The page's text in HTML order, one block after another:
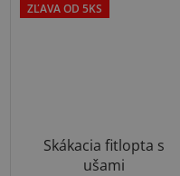
ZĽAVA OD 5KS
Skákacia fitlopta s
ušami